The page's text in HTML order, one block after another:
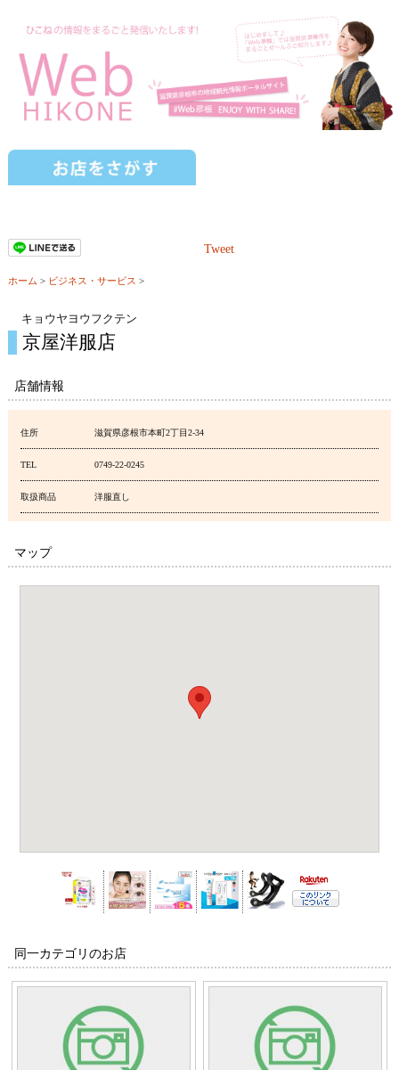
Tweet
ホーム > ビジネス・サービス >
キョウヤヨウフクテン
京屋洋服店
店舗情報
住所 滋賀県彦根市本町2丁目2-34
TEL 0749-22-0245
取扱商品 洋服直し
マップ
同一カテゴリのお店